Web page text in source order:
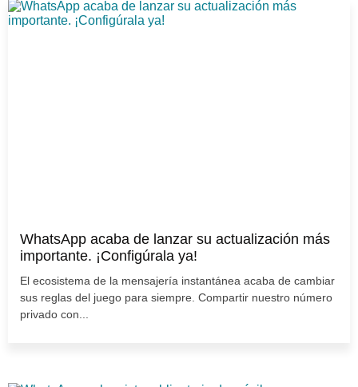
WhatsApp acaba de lanzar su actualización más
importante. ¡Configúrala ya!
El ecosistema de la mensajería instantánea acaba de cambiar
sus reglas del juego para siempre. Compartir nuestro número
privado con...